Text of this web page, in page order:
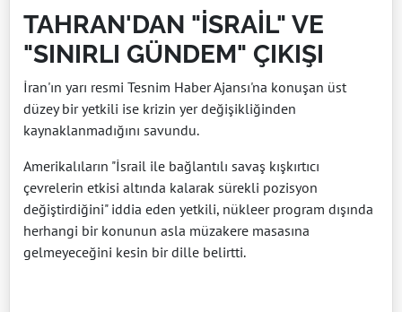
TAHRAN'DAN "İSRAİL" VE
"SINIRLI GÜNDEM" ÇIKIŞI
İran'ın yarı resmi Tesnim Haber Ajansı'na konuşan üst
düzey bir yetkili ise krizin yer değişikliğinden
kaynaklanmadığını savundu.
Amerikalıların "İsrail ile bağlantılı savaş kışkırtıcı
çevrelerin etkisi altında kalarak sürekli pozisyon
değiştirdiğini" iddia eden yetkili, nükleer program dışında
herhangi bir konunun asla müzakere masasına
gelmeyeceğini kesin bir dille belirtti.